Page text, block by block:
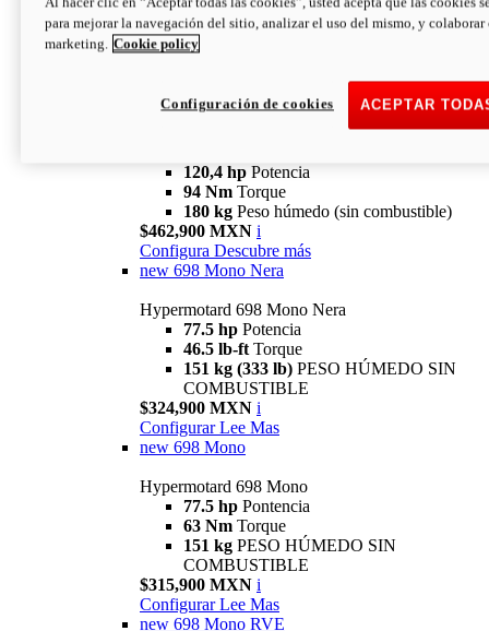
94 NmTorque
180 kgPESO HÚMEDO SIN
COMBUSTIBLE
newV2 SP
120,4 hp Potencia
94 Nm Torque
180 kg Peso húmedo (sin combustible)
$462,900 MXN i
Configura Descubre más
new 698 Mono Nera
Hypermotard 698 Mono Nera
77.5 hp Potencia
46.5 lb-ft Torque
151 kg (333 lb) PESO HÚMEDO SIN
COMBUSTIBLE
$324,900 MXN i
Configurar Lee Mas
new 698 Mono
Hypermotard 698 Mono
77.5 hp Pontencia
63 Nm Torque
151 kg PESO HÚMEDO SIN
COMBUSTIBLE
$315,900 MXN i
Configurar Lee Mas
new 698 Mono RVE
para mejorar la navegación del sitio, analizar el uso del mismo, y colaborar
marketing. Cookie policy
ACEPTAR
Configuración de cookies